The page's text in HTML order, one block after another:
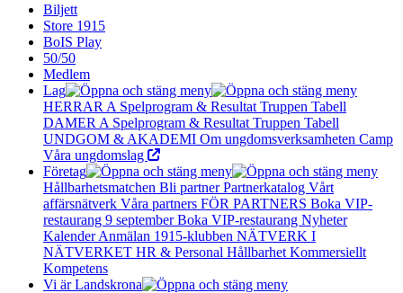
Biljett
Store 1915
BoIS Play
50/50
Medlem
Lag
HERRAR A Spelprogram & Resultat Truppen Tabell
DAMER A Spelprogram & Resultat Truppen Tabell
UNDGOM & AKADEMI Om ungdomsverksamheten Camp
Våra ungdomslag
Företag
Hållbarhetsmatchen Bli partnerPartnerkatalog Vårt
affärsnätverk Våra partners FÖR PARTNERS Boka VIP-
restaurang 9 septemberBoka VIP-restaurang Nyheter
KalenderAnmälan 1915-klubben NÄTVERK I
NÄTVERKET HR & Personal Hållbarhet Kommersiellt
Kompetens
Vi är Landskrona